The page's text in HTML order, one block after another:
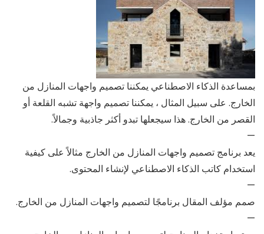
بمساعدة الذكاء الاصطناعي يمكننا تصميم واجهات المنازل من
الخارج. على سبيل المثال ، يمكننا تصميم واجهة تشبه القلعة أو
القصر من الخارج. هذا سيجعلها تبدو أكثر جاذبية وجمالاً.
—
يعد برنامج تصميم واجهات المنازل من الخارج مثالاً على كيفية
استخدام كاتب الذكاء الاصطناعي لإنشاء المحتوى.
—
صمم مؤلف المقال برنامجًا لتصميم واجهات المنازل من الخارج.
—